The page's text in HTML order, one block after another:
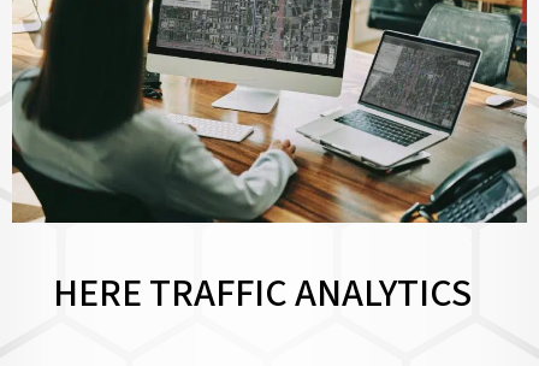
HERE TRAFFIC ANALYTICS